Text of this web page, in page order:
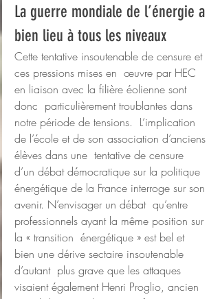
La guerre mondiale de l’énergie a
bien lieu à tous les niveaux
Cette tentative insoutenable de censure et
ces pressions mises en  œuvre par HEC
en liaison avec la filière éolienne sont
donc  particulièrement troublantes dans
notre période de tensions.  L’implication
de l’école et de son association d’anciens
élèves dans une  tentative de censure
d’un débat démocratique sur la politique
énergétique de la France interroge sur son
avenir. N’envisager un débat  qu’entre
professionnels ayant la même position sur
la « transition  énergétique » est bel et
bien une dérive sectaire insoutenable
d’autant  plus grave que les attaques
visaient également Henri Proglio, ancien